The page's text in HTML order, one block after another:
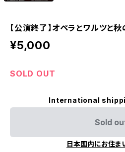
【公演終了】オペラとワルツと
¥5,000
SOLD OUT
International
Sold
日本国内にお住ま